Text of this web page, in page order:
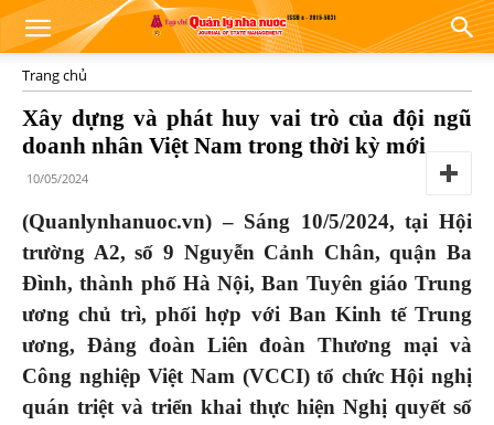
Trang chủ
Xây dựng và phát huy vai trò của đội ngũ
doanh nhân Việt Nam trong thời kỳ mới
10/05/2024
(Quanlynhanuoc.vn) – Sáng 10/5/2024,tại Hội
trường A2, số 9 Nguyễn Cảnh Chân, quận Ba
Đình, thành phố Hà Nội, Ban Tuyên giáo Trung
ương chủ trì, phối hợp với Ban Kinh tế Trung
ương, Đảng đoàn Liên đoàn Thương mại và
Công nghiệp Việt Nam (VCCI) tổ chức Hội nghị
quán triệt và triển khai thực hiện Nghị quyết số